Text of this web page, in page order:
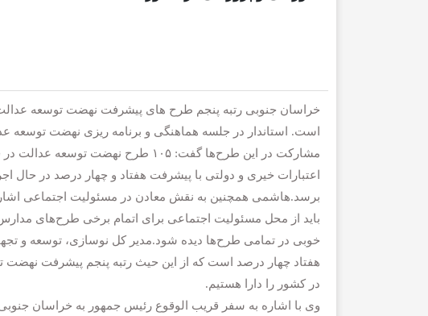
خراسان جنوبی رتبه پنجم طرح های پیشرفت نهضت توسعه
است. استاندار در جلسه هماهنگی و برنامه ریزی نهضت
اعتبارات خیری و دولتی با پیشرفت هفتاد و چهار درصد در حال
برسد.هاشمی همچنین به نقش معادن در مسئولیت اجتماعی
باید از محل مسئولیت اجتماعی برای اتمام برخی طرح‌های
خوبی در تمامی طرح‌ها دیده شود.مدیر کل نوسازی، توسعه و
هفتاد چهار درصد است که از این حیث رتبه پنجم پیشرفت
در کشور را دارا هستیم.
وی با اشاره به سفر قریب الوقوع رئیس جمهور به خراسان